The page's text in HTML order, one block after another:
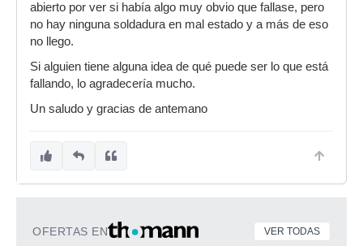
abierto por ver si había algo muy obvio que fallase, pero
no hay ninguna soldadura en mal estado y a más de eso
no llego.
Si alguien tiene alguna idea de qué puede ser lo que está
fallando, lo agradecería mucho.
Un saludo y gracias de antemano
OFERTAS EN VER TODAS